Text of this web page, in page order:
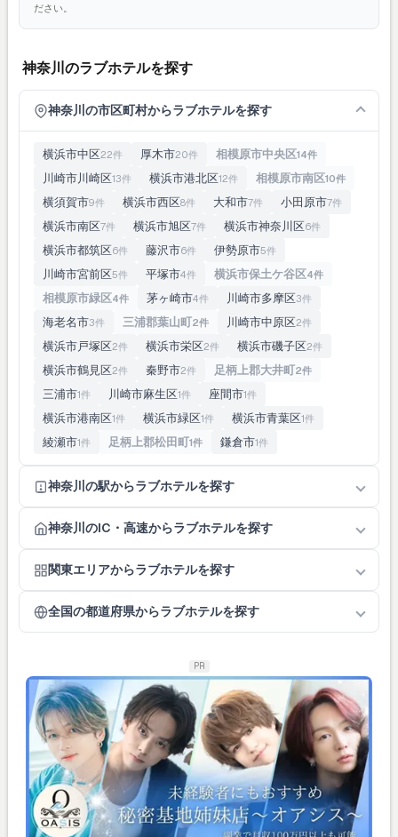
ださい。
神奈川のラブホテルを探す
神奈川の市区町村からラブホテルを探す
横浜市中区22件 厚木市20件 相模原市中央区14件
川崎市川崎区13件 横浜市港北区12件 相模原市南区10件
横須賀市9件 横浜市西区8件 大和市7件 小田原市7件
横浜市南区7件 横浜市旭区7件 横浜市神奈川区6件
横浜市都筑区6件 藤沢市6件 伊勢原市5件
川崎市宮前区5件 平塚市4件 横浜市保土ケ谷区4件
相模原市緑区4件 茅ヶ崎市4件 川崎市多摩区3件
海老名市3件 三浦郡葉山町2件 川崎市中原区2件
横浜市戸塚区2件 横浜市栄区2件 横浜市磯子区2件
横浜市鶴見区2件 秦野市2件 足柄上郡大井町2件
三浦市1件 川崎市麻生区1件 座間市1件
横浜市港南区1件 横浜市緑区1件 横浜市青葉区1件
綾瀬市1件 足柄上郡松田町1件 鎌倉市1件
神奈川の駅からラブホテルを探す
神奈川のIC・高速からラブホテルを探す
関東エリアからラブホテルを探す
全国の都道府県からラブホテルを探す
PR